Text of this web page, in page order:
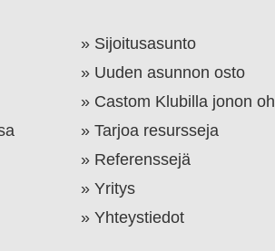
Sijoitusasunto
Uuden asunnon osto
Castom Klubilla jonon
Tarjoa resursseja
Referenssejä
Yritys
Yhteystiedot